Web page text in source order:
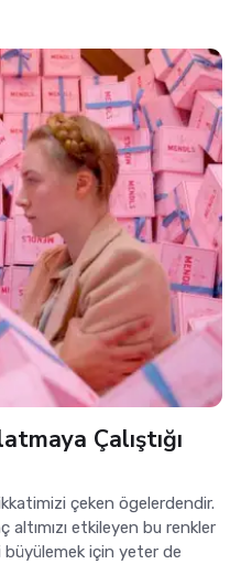
Çalıştığı
çeken ögelerdendir.
etkileyen bu renkler
büyülemek için yeter de